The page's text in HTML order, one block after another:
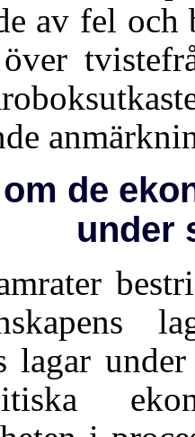
av fel
de
under
lagar